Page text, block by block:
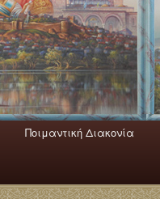
Ποιμαντική Διακονία